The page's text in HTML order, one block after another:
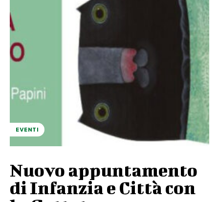
EVENTI
Nuovo appuntamento
di Infanzia e Città con